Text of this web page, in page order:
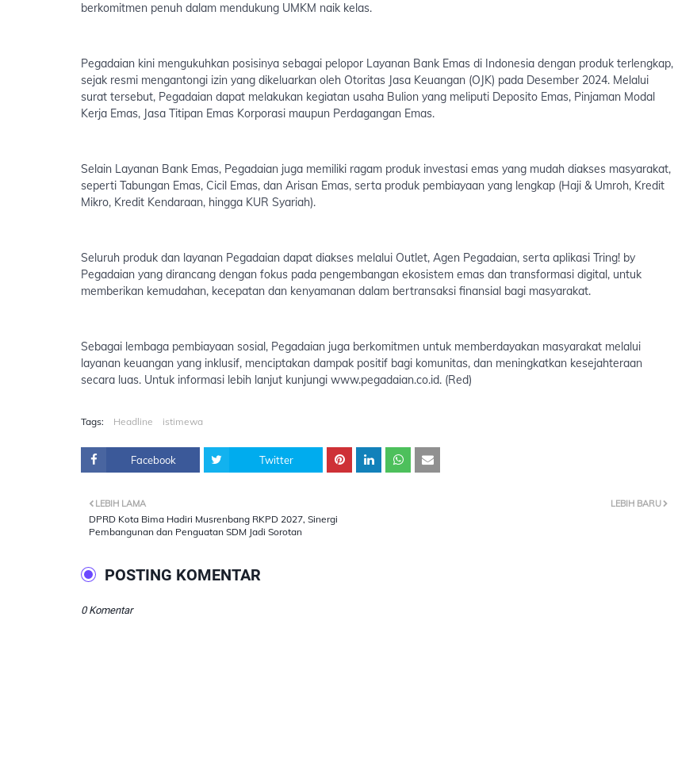
berkomitmen penuh dalam mendukung UMKM naik kelas.
Pegadaian kini mengukuhkan posisinya sebagai pelopor Layanan Bank Emas di Indonesia dengan produk terlengkap,
sejak resmi mengantongi izin yang dikeluarkan oleh Otoritas Jasa Keuangan (OJK) pada Desember 2024. Melalui
surat tersebut, Pegadaian dapat melakukan kegiatan usaha Bulion yang meliputi Deposito Emas, Pinjaman Modal
Kerja Emas, Jasa Titipan Emas Korporasi maupun Perdagangan Emas.
Selain Layanan Bank Emas, Pegadaian juga memiliki ragam produk investasi emas yang mudah diakses masyarakat,
seperti Tabungan Emas, Cicil Emas, dan Arisan Emas, serta produk pembiayaan yang lengkap (Haji & Umroh, Kredit
Mikro, Kredit Kendaraan, hingga KUR Syariah).
Seluruh produk dan layanan Pegadaian dapat diakses melalui Outlet, Agen Pegadaian, serta aplikasi Tring! by
Pegadaian yang dirancang dengan fokus pada pengembangan ekosistem emas dan transformasi digital, untuk
memberikan kemudahan, kecepatan dan kenyamanan dalam bertransaksi finansial bagi masyarakat.
Sebagai lembaga pembiayaan sosial, Pegadaian juga berkomitmen untuk memberdayakan masyarakat melalui
layanan keuangan yang inklusif, menciptakan dampak positif bagi komunitas, dan meningkatkan kesejahteraan
secara luas. Untuk informasi lebih lanjut kunjungi www.pegadaian.co.id. (Red)
Tags: Headline istimewa
Facebook Twitter
LEBIH BARU
LEBIH LAMA
DPRD Kota Bima Hadiri Musrenbang RKPD 2027, Sinergi
Pembangunan dan Penguatan SDM Jadi Sorotan
POSTING KOMENTAR
0 Komentar